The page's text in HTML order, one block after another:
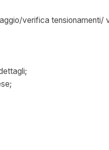
verifica tensionamenti/